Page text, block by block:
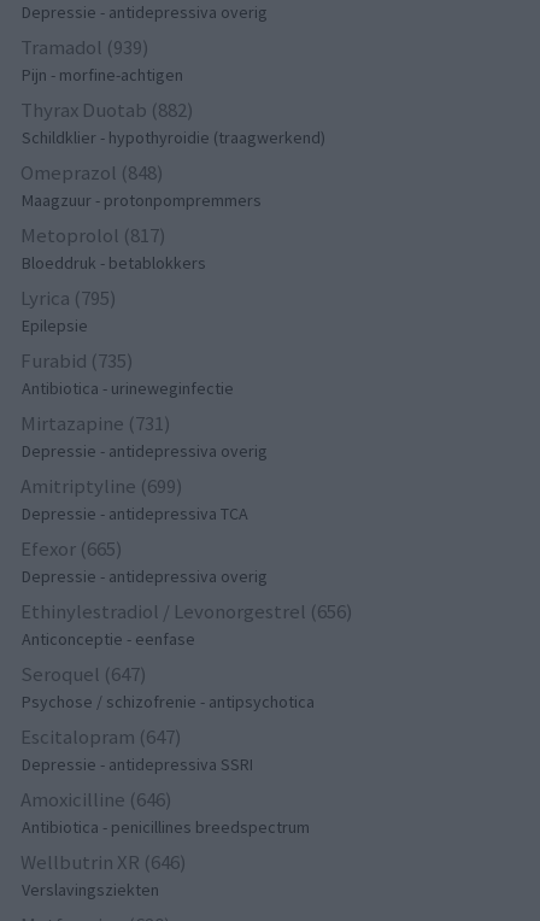
Depressie - antidepressiva overig
Tramadol (939)
Pijn - morfine-achtigen
Thyrax Duotab (882)
Schildklier - hypothyroidie (traagwerkend)
Omeprazol (848)
Maagzuur - protonpompremmers
Metoprolol (817)
Bloeddruk - betablokkers
Lyrica (795)
Epilepsie
Furabid (735)
Antibiotica - urineweginfectie
Mirtazapine (731)
Depressie - antidepressiva overig
Amitriptyline (699)
Depressie - antidepressiva TCA
Efexor (665)
Depressie - antidepressiva overig
Ethinylestradiol / Levonorgestrel (656)
Anticonceptie - eenfase
Seroquel (647)
Psychose / schizofrenie - antipsychotica
Escitalopram (647)
Depressie - antidepressiva SSRI
Amoxicilline (646)
Antibiotica - penicillines breedspectrum
Wellbutrin XR (646)
Verslavingsziekten